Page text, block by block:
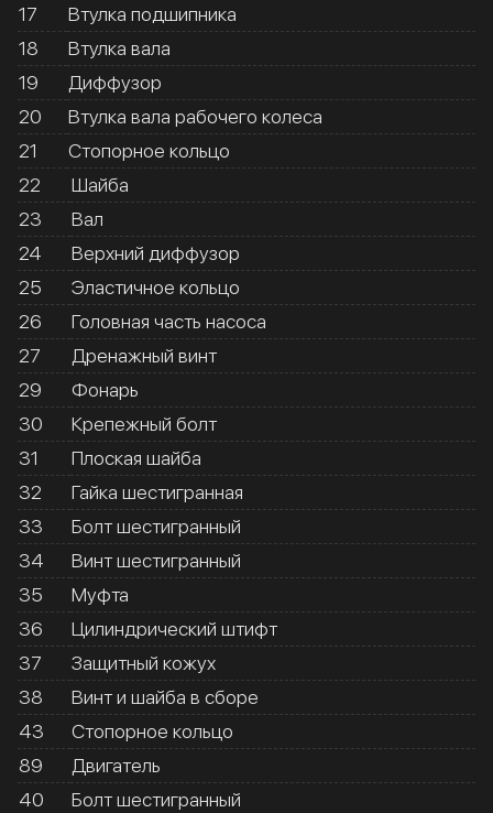
17
Втулка подшипника
18
Втулка вала
19
Диффузор
20
Втулка вала рабочего колеса
21
Стопорное кольцо
22
Шайба
23
Вал
24
Верхний диффузор
25
Эластичное кольцо
26
Головная часть насоса
27
Дренажный винт
29
Фонарь
30
Крепежный болт
31
Плоская шайба
32
Гайка шестигранная
33
Болт шестигранный
34
Винт шестигранный
35
Муфта
36
Цилиндрический штифт
37
Защитный кожух
38
Винт и шайба в сборе
43
Стопорное кольцо
89
Двигатель
40
Болт шестигранный